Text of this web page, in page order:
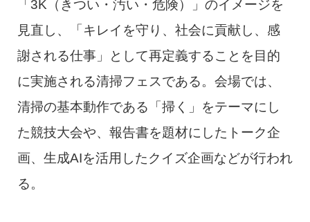
「3K（きつい・汚い・危険）」のイメージを
見直し、「キレイを守り、社会に貢献し、感
謝される仕事」として再定義することを目的
に実施される清掃フェスである。会場では、
清掃の基本動作である「掃く」をテーマにし
た競技大会や、報告書を題材にしたトーク企
画、生成AIを活用したクイズ企画などが行われ
る。